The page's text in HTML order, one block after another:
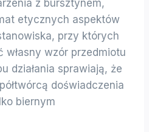
z bursztynem,
etycznych aspektów
przy których
własny wzór przedmiotu
działania sprawiają, że
doświadczenia
biernym